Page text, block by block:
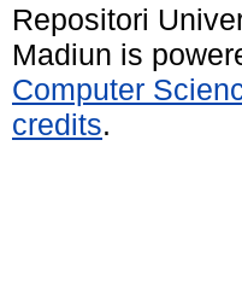
Repositori
Madiun is
Computer
credits.